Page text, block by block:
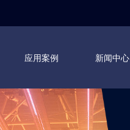
应用案例 新闻中心